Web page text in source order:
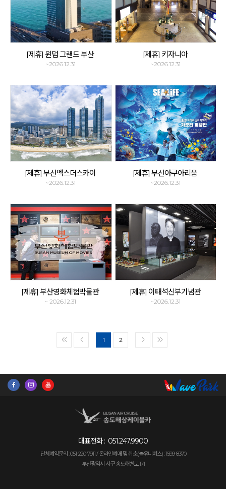
[제휴] 윈덤 그랜드 부산
~2026.12.31
[제휴] 키자니아
~2026.12.31
[제휴] 부산엑스더스카이
~2026.12.31
[제휴] 부산아쿠아리움
~2026.12.31
[제휴] 부산영화체험박물관
~ 2026.12.31
[제휴] 이태석신부기념관
~2026.12.31
<< < 1 2 > >>
대표전화 : 051.247.9900
단체예약문의 : 051-220-7911 / 온라인예매 및 취소(놀유니버스) : 1599-8370
부산광역시 서구 송도해변로 171